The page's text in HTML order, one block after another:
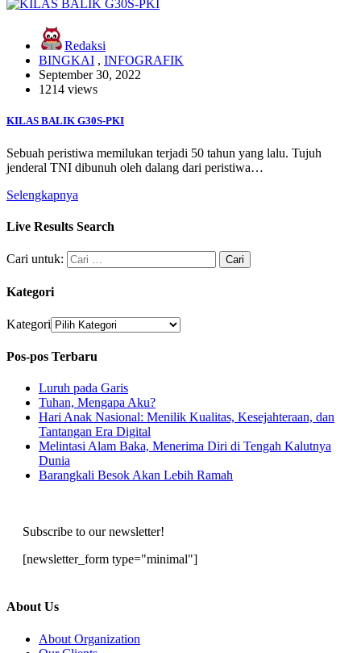
Redaksi
BINGKAI , INFOGRAFIK
September 30, 2022
1214 views
KILAS BALIK G30S-PKI
Sebuah peristiwa memilukan terjadi 50 tahun yang lalu. Tujuh
jenderal TNI dibunuh oleh dalang dari peristiwa…
Selengkapnya
Live Results Search
Cari untuk:
Kategori
Kategori
Pos-pos Terbaru
Luruh pada Garis
Tuhan, Mengapa Aku?
Hari Anak Nasional: Menilik Kualitas, Kesejahteraan, dan
Tantangan Era Digital
Melintasi Alam Baka, Menerima Diri di Tengah Kalutnya
Dunia
Barangkali Besok Akan Lebih Ramah
Subscribe to our newsletter!
[newsletter_form type="minimal"]
About Us
About Organization